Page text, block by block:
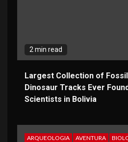
2 min read
Largest Collection of
Dinosaur Tracks Ever
Scientists in Bolivia
ARQUEOLOGIA AVENTURA